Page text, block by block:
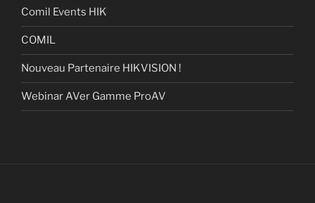
Comil Events HIK
COMIL
Nouveau Partenaire HIKVISION !
Webinar AVer Gamme ProAV